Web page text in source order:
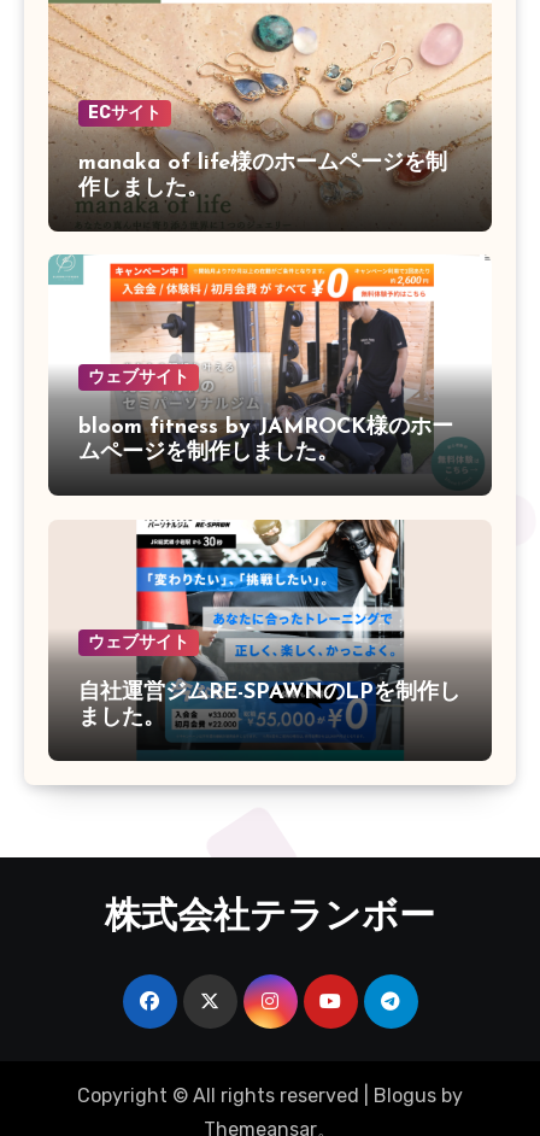
ECサイト
manaka of life様のホームページを制
作しました。
ウェブサイト
bloom fitness by JAMROCK様のホー
ムページを制作しました。
ウェブサイト
自社運営ジムRE-SPAWNのLPを制作し
ました。
株式会社テランボー
Copyright © All rights reserved Blogus by
Themeansar。